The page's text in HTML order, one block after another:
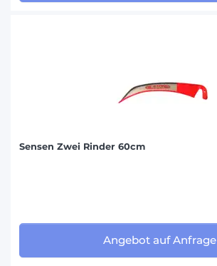
Sensen Zwei Rinder 60cm
Angebot auf Anfrage